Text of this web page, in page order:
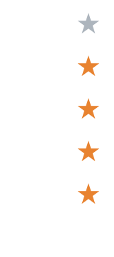
★
★
★
★
★